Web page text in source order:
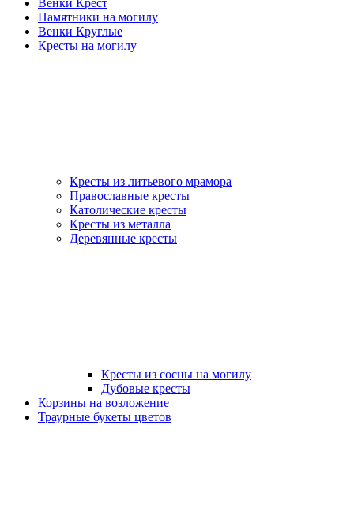
Венки Крест
Памятники на могилу
Венки Круглые
Кресты на могилу
Кресты из литьевого мрамора
Православные кресты
Католические кресты
Кресты из металла
Деревянные кресты
Кресты из сосны на могилу
Дубовые кресты
Корзины на возложение
Траурные букеты цветов